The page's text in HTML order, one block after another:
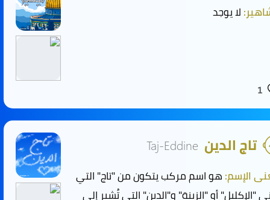
لا يوجد
1
تاج الدين Taj-Eddine
الإسم:هو اسم مركب يتكون من "تاج" التي
"الإكليل" أو "الزينة" و"الدين" التي تُشير إلى